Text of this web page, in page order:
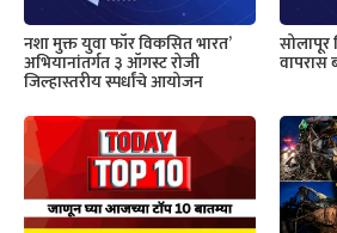
नशा मुक्त युवा फॉर विकसित भारत’
अभियानांतर्गत ३ ऑगस्ट रोजी
जिल्हास्तरीय स्पर्धांचे आयोजन
सोलापूर
वापरास